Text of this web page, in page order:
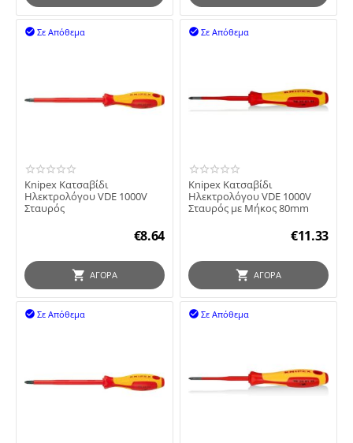
Σε Απόθεμα

Knipex Κατσαβίδι
Ηλεκτρολόγου VDE 1000V
Σταυρός
€8.64
ΑΓΟΡΆ
Σε Απόθεμα

Knipex Κατσαβίδι
Ηλεκτρολόγου VDE 1000V
Σταυρός με Μήκος 80mm
€11.33
ΑΓΟΡΆ
Σε Απόθεμα
 Σε Απόθεμα
